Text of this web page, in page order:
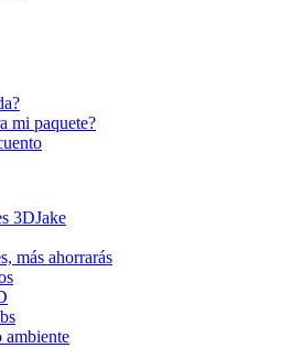
mi paquete?
3DJake
más ahorrarás
ambiente